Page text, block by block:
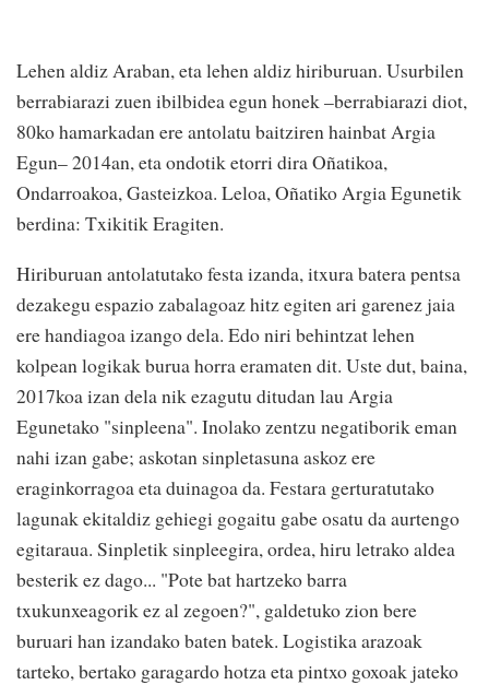
Lehen aldiz Araban, eta lehen aldiz hiriburuan. Usurbilen
berrabiarazi zuen ibilbidea egun honek –berrabiarazi diot,
80ko hamarkadan ere antolatu baitziren hainbat Argia
Egun– 2014an, eta ondotik etorri dira Oñatikoa,
Ondarroakoa, Gasteizkoa. Leloa, Oñatiko Argia Egunetik
berdina: Txikitik Eragiten.
Hiriburuan antolatutako festa izanda, itxura batera pentsa
dezakegu espazio zabalagoaz hitz egiten ari garenez jaia
ere handiagoa izango dela. Edo niri behintzat lehen
kolpean logikak burua horra eramaten dit. Uste dut, baina,
2017koa izan dela nik ezagutu ditudan lau Argia
Egunetako "sinpleena". Inolako zentzu negatiborik eman
nahi izan gabe; askotan sinpletasuna askoz ere
eraginkorragoa eta duinagoa da. Festara gerturatutako
lagunak ekitaldiz gehiegi gogaitu gabe osatu da aurtengo
egitaraua. Sinpletik sinpleegira, ordea, hiru letrako aldea
besterik ez dago... "Pote bat hartzeko barra
txukunxeagorik ez al zegoen?", galdetuko zion bere
buruari han izandako baten batek. Logistika arazoak
tarteko, bertako garagardo hotza eta pintxo goxoak jateko